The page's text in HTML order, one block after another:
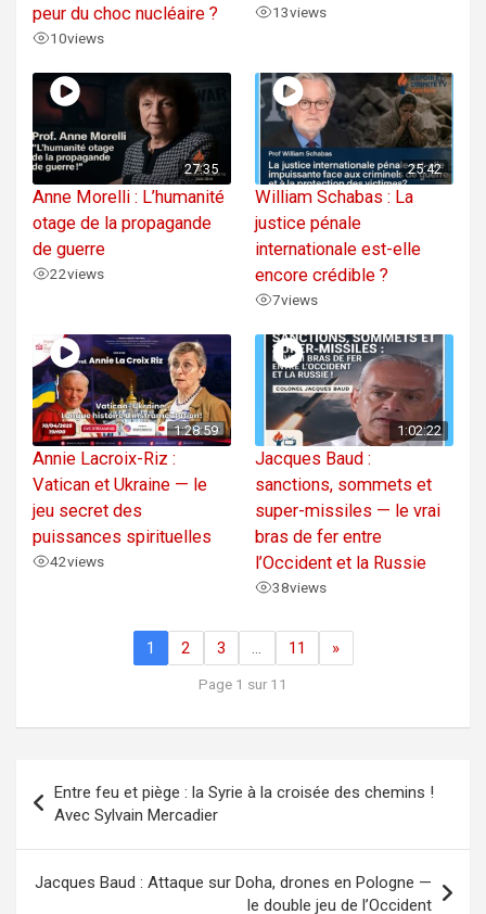
peur du choc nucléaire ?
10views
13views
27:35
Anne Morelli : L’humanité
otage de la propagande
de guerre
22views
25:42
William Schabas : La
justice pénale
internationale est-elle
encore crédible ?
7views
1:28:59
Annie Lacroix-Riz :
Vatican et Ukraine — le
jeu secret des
puissances spirituelles
42views
1:02:22
Jacques Baud :
sanctions, sommets et
super-missiles — le vrai
bras de fer entre
l’Occident et la Russie
38views
1 2 3 … 11 »
Page 1 sur 11
de
l’article
Entre feu et piège : la Syrie à la croisée des chemins !
Avec Sylvain Mercadier
Jacques Baud : Attaque sur Doha, drones en Pologne —
le double jeu de l’Occident